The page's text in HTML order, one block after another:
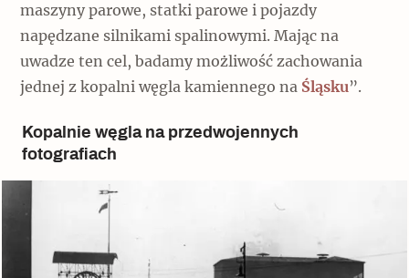
maszyny parowe, statki parowe i pojazdy
napędzane silnikami spalinowymi. Mając na
uwadze ten cel, badamy możliwość zachowania
jednej z kopalni węgla kamiennego na Śląsku”.
Kopalnie węgla na przedwojennych
fotografiach